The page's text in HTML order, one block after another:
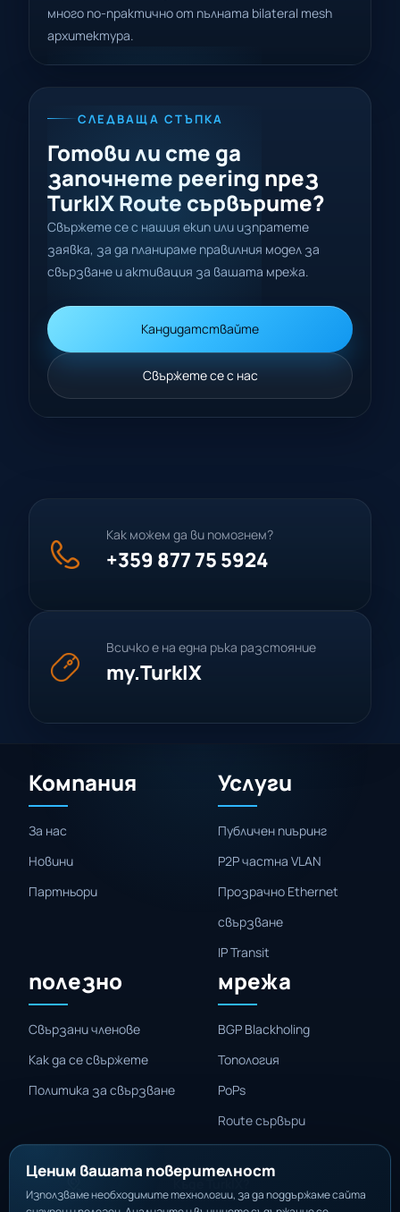
много по-практично от пълната bilateral mesh
архитектура.
СЛЕДВАЩА СТЪПКА
Готови ли сте да
започнете peering през
TurkIX Route сървърите?
Свържете се с нашия екип или изпратете
заявка, за да планираме правилния модел за
свързване и активация за вашата мрежа.
Кандидатствайте
Свържете се с нас
Как можем да ви помогнем?
+359 877 75 5924
Всичко е на една ръка разстояние
my.TurkIX
Компания
За нас
Новини
Партньори
Услуги
Публичен пиъринг
P2P частна VLAN
Прозрачно Ethernet
свързване
IP Transit
полезно
Свързани членове
Как да се свържете
Политика за свързване
мрежа
BGP Blackholing
Топология
PoPs
Route сървъри
Къде TurkIX?
Ценим вашата поверителност
Използваме необходимите технологии, за да поддържаме сайта